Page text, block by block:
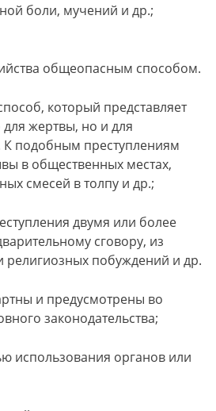
боли, мучений и др.;
общеопасным способом.
который представляет
для жертвы, но и для
подобным преступлениям
в общественных местах,
смесей в толпу и др.;
двумя или более
сговору, из
религиозных побуждений и др.
и предусмотрены во
законодательства;
использования органов или